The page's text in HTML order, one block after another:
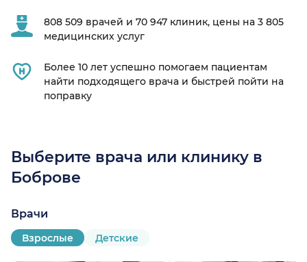
808 509 врачей и 70 947 клиник, цены на 3 805
медицинских услуг
Более 10 лет успешно помогаем пациентам
найти подходящего врача и быстрей пойти на
поправку
Выберите врача или клинику в
Боброве
Врачи
Взрослые Детские